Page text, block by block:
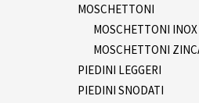
MOSCHETTONI
MOSCHETTONI INOX
MOSCHETTONI
PIEDINI LEGGERI
PIEDINI SNODATI